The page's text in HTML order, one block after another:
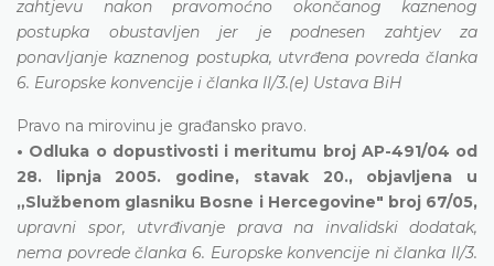
zahtjevu nakon pravomoćno okončanog kaznenog
postupka obustavljen jer je podnesen zahtjev za
ponavljanje kaznenog postupka, utvrđena povreda članka
6. Europske konvencije i članka II/3.(e) Ustava BiH
Pravo na mirovinu je građansko pravo.
• Odluka o dopustivosti i meritumu broj AP-491/04 od
28. lipnja 2005. godine, stavak 20., objavljena u
„Službenom glasniku Bosne i Hercegovine" broj 67/05,
upravni spor, utvrđivanje prava na invalidski dodatak,
nema povrede članka 6. Europske konvencije ni članka II/3.